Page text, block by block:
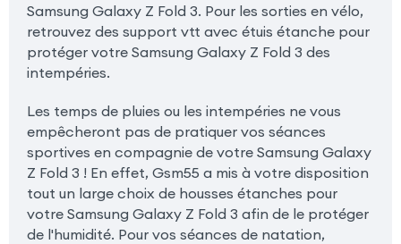
Samsung Galaxy Z Fold 3. Pour les sorties en vélo,
retrouvez des support vtt avec étuis étanche pour
protéger votre Samsung Galaxy Z Fold 3 des
intempéries.
Les temps de pluies ou les intempéries ne vous
empêcheront pas de pratiquer vos séances
sportives en compagnie de votre Samsung Galaxy
Z Fold 3 ! En effet, Gsm55 a mis à votre disposition
tout un large choix de housses étanches pour
votre Samsung Galaxy Z Fold 3 afin de le protéger
de l'humidité. Pour vos séances de natation,